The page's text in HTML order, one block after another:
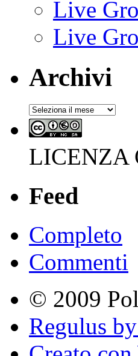
Live
Live
Archivi
Archivi
LICENZA
Feed
Completo
Commenti
© 2009
Regulus